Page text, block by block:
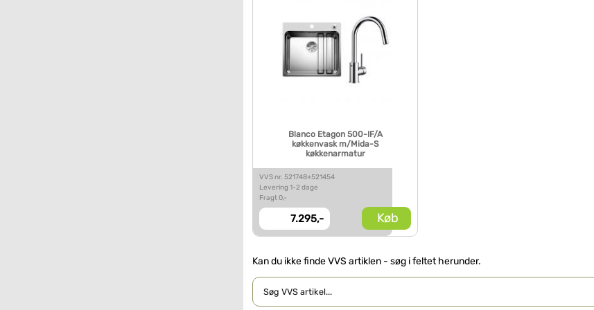
Blanco Etagon 500-IF/A
køkkenvask m/Mida-S
køkkenarmatur
VVS nr. 521748+521454
Levering 1-2 dage
Fragt 0,-
7.295,- Køb
Kan du ikke finde VVS artiklen - søg i feltet herunder.